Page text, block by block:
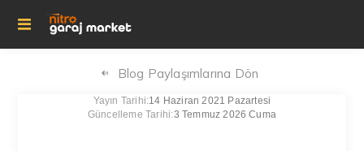
Blog Paylaşımlarına Dön
Yayın Tarihi:14 Haziran 2021 Pazartesi
Güncelleme Tarihi:3 Temmuz 2026 Cuma